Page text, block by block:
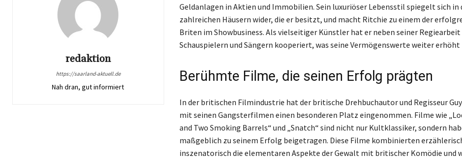
redaktion
https://saarland-aktuell.de
Nah dran, gut informiert
Geldanlagen in Aktien und Immobilien. Sein luxuriöser Lebensstil spiegelt sich in
zahlreichen Häusern wider, die er besitzt, und macht Ritchie zu einem der
Briten im Showbusiness. Als vielseitiger Künstler hat er neben seiner
Schauspielern und Sängern kooperiert, was seine Vermögenswerte weiter erhöht
Berühmte Filme, die seinen Erfolg prägten
In der britischen Filmindustrie hat der britische Drehbuchautor und Regisseur
mit seinen Gangsterfilmen einen besonderen Platz eingenommen. Filme wie
and Two Smoking Barrels“ und „Snatch“ sind nicht nur Kultklassiker, sondern
maßgeblich zu seinem Erfolg beigetragen. Diese Filme kombinierten
inszenatorisch die elementaren Aspekte der Gewalt mit britischer Komödie und